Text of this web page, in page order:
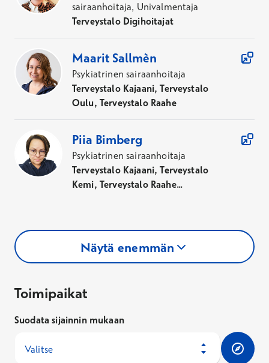
sairaanhoitaja, Univalmentaja
Terveystalo Digihoitajat
MaaritSallmèn
Psykiatrinen sairaanhoitaja
Terveystalo Kajaani, Terveystalo
Oulu, Terveystalo Raahe
Piia Bimberg
Psykiatrinen sairaanhoitaja
Terveystalo Kajaani, Terveystalo
Kemi, Terveystalo Raahe...
Näytä enemmän
Toimipaikat
Toimipaikat
Suodata sijainnin mukaan
Valitse